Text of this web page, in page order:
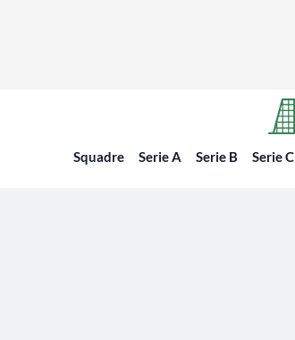
Squadre Serie A Serie B Serie C